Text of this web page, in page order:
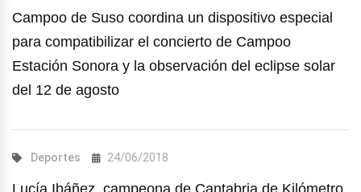
Campoo de Suso coordina un dispositivo especial
para compatibilizar el concierto de Campoo
Estación Sonora y la observación del eclipse solar
del 12 de agosto
Deportes 24/06/2018